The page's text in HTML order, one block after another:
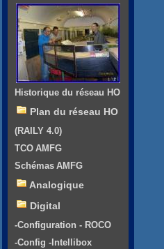
Historique du réseau HO
Plan du réseau HO
(RAILY 4.0)
TCO AMFG
Schémas AMFG
Analogique
Digital
-Configuration - ROCO
-Config -Intellibox